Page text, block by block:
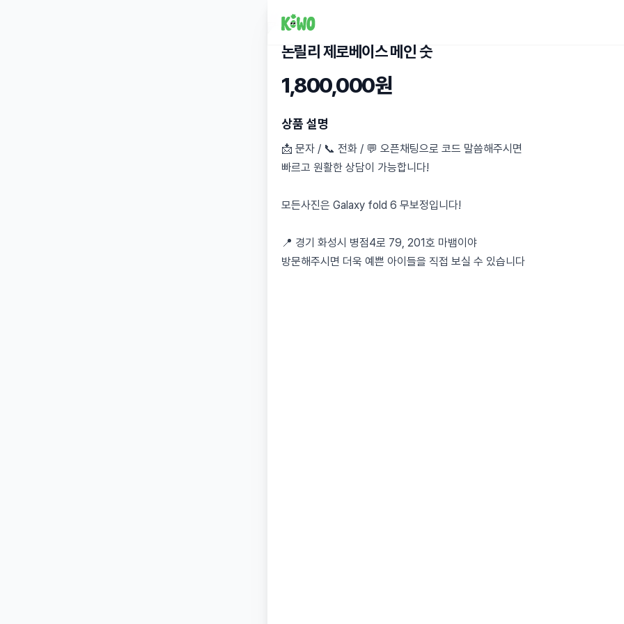
논릴리 제로베이스 메인 숫
1,800,000원
상품 설명
📩 문자 / 📞 전화 / 💬 오픈채팅으로 코드 말씀해주시면
빠르고 원활한 상담이 가능합니다!
모든사진은 Galaxy fold 6 무보정입니다!
📍 경기 화성시 병점4로 79, 201호 마뱀이야
방문해주시면 더욱 예쁜 아이들을 직접 보실 수 있습니다